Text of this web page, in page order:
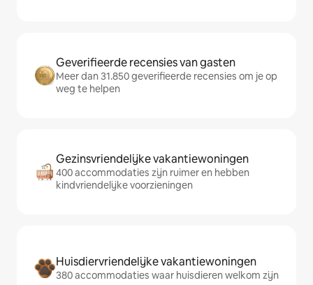
Geverifieerde recensies van gasten
Meer dan 31.850 geverifieerde recensies om je op
weg te helpen
Gezinsvriendelijke vakantiewoningen
400 accommodaties zijn ruimer en hebben
kindvriendelijke voorzieningen
Huisdiervriendelijke vakantiewoningen
380 accommodaties waar huisdieren welkom zijn